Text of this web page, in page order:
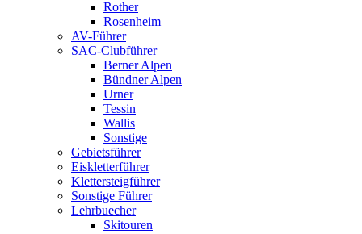
Rother
Rosenheim
AV-Führer
SAC-Clubführer
Berner Alpen
Bündner Alpen
Urner
Tessin
Wallis
Sonstige
Gebietsführer
Eiskletterführer
Klettersteigführer
Sonstige Führer
Lehrbuecher
Skitouren